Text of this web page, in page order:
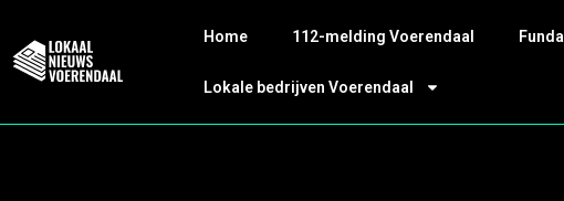
Home 112-melding Voerendaal Funda
Lokale bedrijven Voerendaal